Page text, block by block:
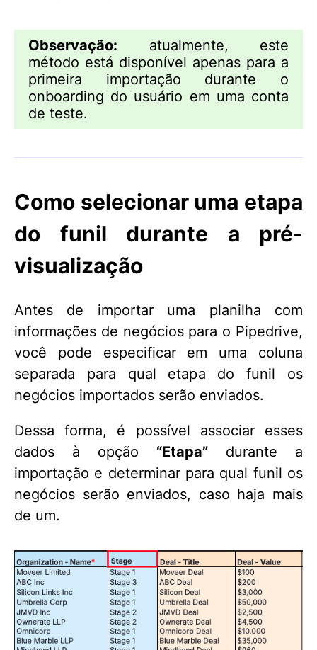
Observação: atualmente, este
método está disponível apenas para a
primeira importação durante o
onboarding do usuário em uma conta
de teste.
Como selecionar uma etapa
do funil durante a pré-
visualização
Antes de importar uma planilha com
informações de negócios para o Pipedrive,
você pode especificar em uma coluna
separada para qual etapa do funil os
negócios importados serão enviados.
Dessa forma, é possível associar esses
dados à opção “Etapa” durante a
importação e determinar para qual funil os
negócios serão enviados, caso haja mais
de um.